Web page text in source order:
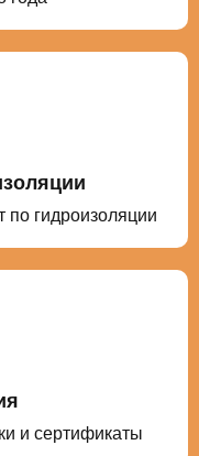
гидроизоляции
и сертификаты